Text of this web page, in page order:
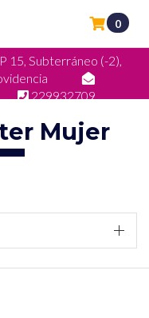
15, Subterráneo (-2),
229932709
0
Mujer